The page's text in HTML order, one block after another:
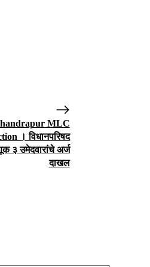
MLC
। विधानपरिषद
३ उमेदवारांचे अर्ज
दाखल